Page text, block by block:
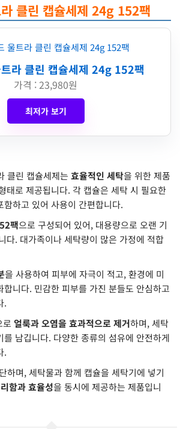
클린 캡슐세제 24g 152팩
라 클린 캡슐세제 24g 152팩
가격 : 23,980원
최저가 보기
클린 캡슐세제는 효율적인 세탁을 위한 제품
태로 제공됩니다. 각 캡슐은 세탁 시 필요한
함하고 있어 사용이 간편합니다.
팩으로 구성되어 있어, 대용량으로 오랜 기
다. 대가족이나 세탁량이 많은 가정에 적합
을 사용하여 피부에 자극이 적고, 환경에 미
합니다. 민감한 피부를 가진 분들도 안심하고
.
로 얼룩과 오염을 효과적으로 제거하며, 세탁
를 남깁니다. 다양한 종류의 섬유에 안전하게
.
하며, 세탁물과 함께 캡슐을 세탁기에 넣기
함과 효율성을 동시에 제공하는 제품입니